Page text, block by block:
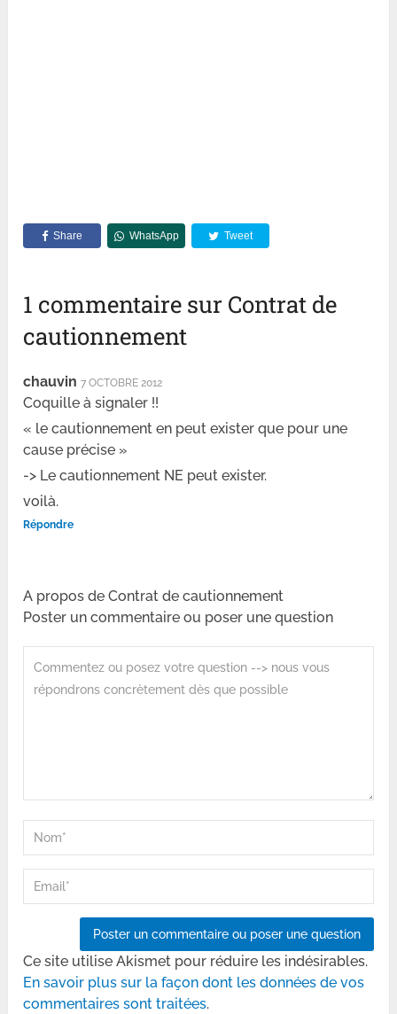
Share WhatsApp Tweet
1 commentaire sur Contrat de
cautionnement
chauvin 7 OCTOBRE 2012
Coquille à signaler !!
« le cautionnement en peut exister que pour une
cause précise »
-> Le cautionnement NE peut exister.
voilà.
Répondre
A propos de Contrat de cautionnement
Poster un commentaire ou poser une question
Ce site utilise Akismet pour réduire les indésirables.
En savoir plus sur la façon dont les données de vos
commentaires sont traitées.